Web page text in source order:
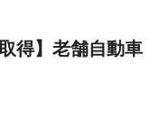
得】老舗自動車